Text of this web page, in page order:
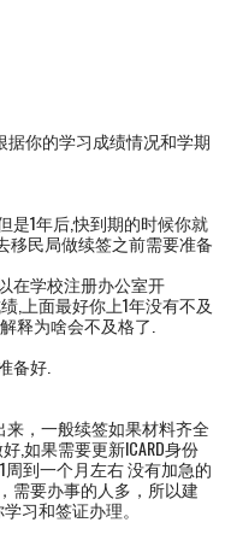
据你的学习成绩情况和学期
是1年后,快到期的时候你就
移民局做续签之前需要准备
在学校注册办公室开
绩,上面最好你上1年没有不及
解释为啥会不及格了.
备好.
，一般续签如果材料齐全
,如果需要更新ICARD身份
到一个月左右 没有加急的
需要办事的人多，所以建
习和签证办理。